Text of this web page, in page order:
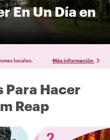
En Un Día en
locales. Más información
Para Hacer
Reap